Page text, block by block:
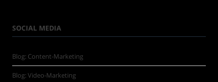
SOCIAL MEDIA
Blog: Content-Marketing
Blog: Video-Marketing